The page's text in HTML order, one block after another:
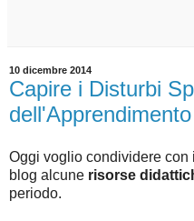
10 dicembre 2014
Capire i Disturbi
dell'Apprendimento
Oggi voglio condividere con
blog alcune risorse
periodo.